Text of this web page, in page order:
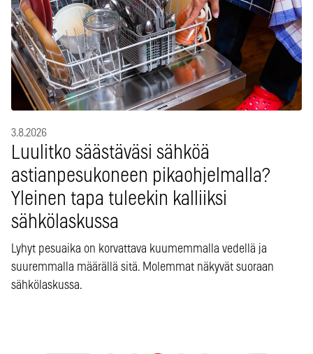
3.8.2026
Luulitko säästäväsi sähköä
astianpesukoneen pikaohjelmalla?
Yleinen tapa tuleekin kalliiksi
sähkölaskussa
Lyhyt pesuaika on korvattava kuumemmalla vedellä ja
suuremmalla määrällä sitä. Molemmat näkyvät suoraan
sähkölaskussa.